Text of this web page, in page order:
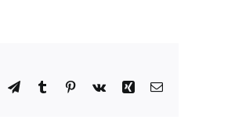
TelegramTumblr Pinterest
Vk Xing Email